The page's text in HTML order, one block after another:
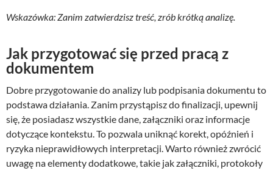
Wskazówka: Zanim zatwierdzisz treść, zrób krótką analizę.
Jak przygotować się przed pracą z
dokumentem
Dobre przygotowanie do analizy lub podpisania dokumentu to
podstawa działania. Zanim przystąpisz do finalizacji, upewnij
się, że posiadasz wszystkie dane, załączniki oraz informacje
dotyczące kontekstu. To pozwala uniknąć korekt, opóźnień i
ryzyka nieprawidłowych interpretacji. Warto również zwrócić
uwagę na elementy dodatkowe, takie jak załączniki, protokoły